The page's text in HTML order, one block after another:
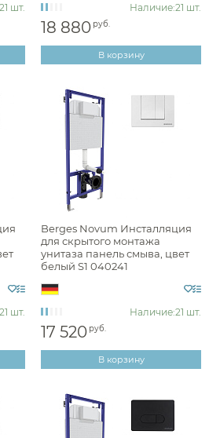
21 шт. Наличие:21 шт.
18 880 руб.
В корзину
21 шт.
Berges Novum Инсталляция
для скрытого монтажа
унитаза панель смыва, цвет
белый S1 040241
Наличие:21 шт.
17 520 руб.
В корзину